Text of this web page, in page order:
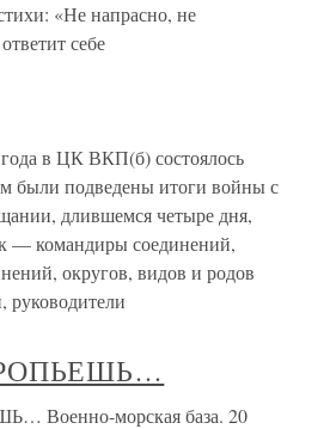
«Не напрасно, не
себе
в ЦК ВКП(б) состоялось
были подведены итоги войны с
длившемся четыре дня,
— командиры соединений,
округов, видов и родов
руководители
Военно-морская база. 20